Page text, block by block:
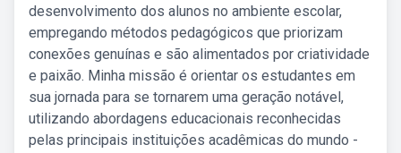
desenvolvimento dos alunos no ambiente escolar,
empregando métodos pedagógicos que priorizam
conexões genuínas e são alimentados por criatividade
e paixão. Minha missão é orientar os estudantes em
sua jornada para se tornarem uma geração notável,
utilizando abordagens educacionais reconhecidas
pelas principais instituições acadêmicas do mundo -